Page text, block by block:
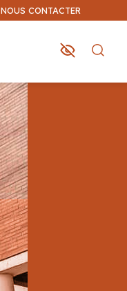
NOUS CONTACTER